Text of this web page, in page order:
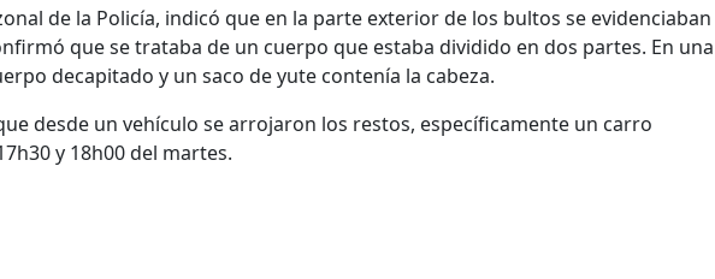
de la Policía, indicó que en la parte exterior de los bultos se evidenciaban
que se trataba de un cuerpo que estaba dividido en dos partes. En una
decapitado y un saco de yute contenía la cabeza.
desde un vehículo se arrojaron los restos, específicamente un carro
y 18h00 del martes.